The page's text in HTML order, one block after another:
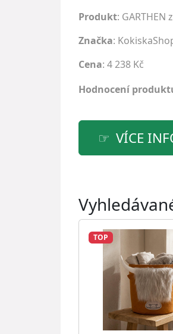
Produkt:
Značka:
Cena: 4 238 Kč
Hodnocení
VÍCE
TOP